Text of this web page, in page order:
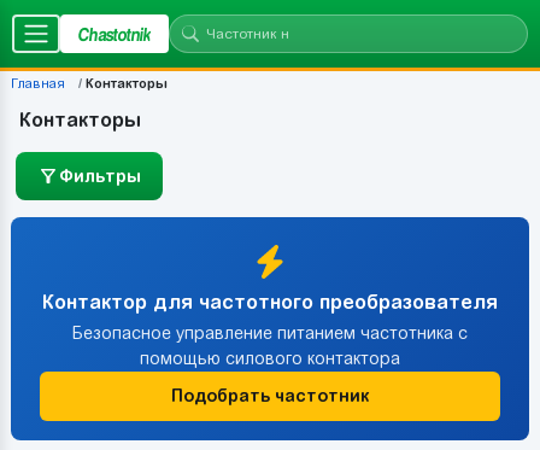
Chastotnik
Главная Контакторы
Контакторы
Фильтры
Контактор для частотного преобразователя
Безопасное управление питанием частотника с
помощью силового контактора
Подобрать частотник